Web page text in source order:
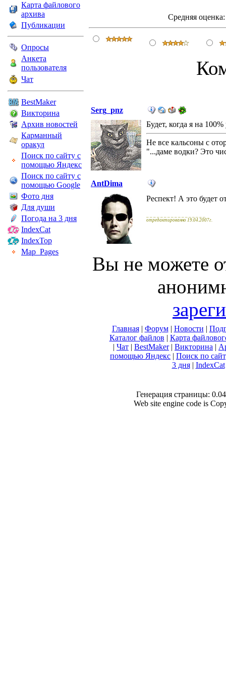
Карта файлового
архива
Публикации
Опросы
Анкета
пользователя
Чат
BestMaker
Викторина
Архив новостей
Карманный
оракул
Поиск по сайту с
помощью Яндекс
Поиск по сайту с
помощью Google
Фото дня
Для души
Погода на 3 дня
IndexCat
IndexTop
Map_Pages
Средняя оценка:
Serg_pnz
Будет, когда я на
Не все кальсоны с
"...даме водки? Это
AntDima
Респект! А это будет
отредактированно 19.04.2007г.
Вы не можете
Главная| Форум| Новости |
Каталог файлов | Карта
| Чат | BestMaker| Викторина |
помощью Яндекс | Поиск по
3 дня| IndexCat
Генерация страницы:
Web site engine code is